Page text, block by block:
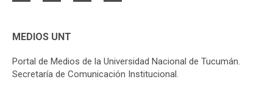
MEDIOS UNT
Portal de Medios de la Universidad Nacional de Tucumán.
Secretaría de Comunicación Institucional.